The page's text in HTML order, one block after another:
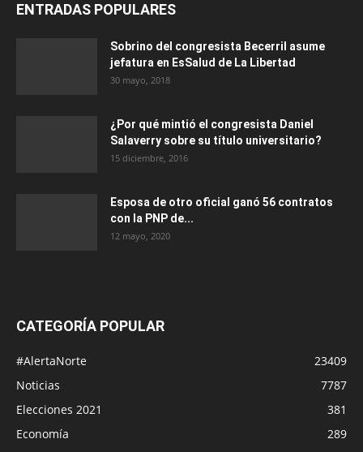
ENTRADAS POPULARES
Sobrino del congresista Becerril asume
jefatura en EsSalud de La Libertad
30 mayo, 2018
¿Por qué mintió el congresista Daniel
Salaverry sobre su título universitario?
15 diciembre, 2016
Esposa de otro oficial ganó 56 contratos
con la PNP de...
12 mayo, 2020
CATEGORÍA POPULAR
#AlertaNorte
23409
Noticias
7787
Elecciones 2021
381
Economía
289